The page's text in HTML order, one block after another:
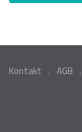
Kontakt AGB